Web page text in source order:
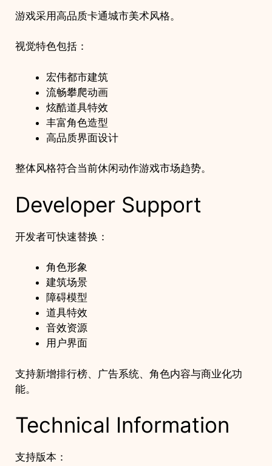
游戏采用高品质卡通城市美术风格。
视觉特色包括：
宏伟都市建筑
流畅攀爬动画
炫酷道具特效
丰富角色造型
高品质界面设计
整体风格符合当前休闲动作游戏市场趋势。
Developer Support
开发者可快速替换：
角色形象
建筑场景
障碍模型
道具特效
音效资源
用户界面
支持新增排行榜、广告系统、角色内容与商业化功
能。
Technical Information
支持版本：